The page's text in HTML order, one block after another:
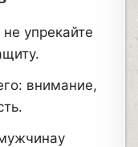
упрекайте
внимание,